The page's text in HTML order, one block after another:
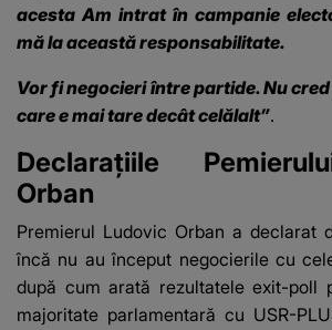
acesta Am intrat în campanie
mă la această responsabilitate.
Vor fi negocieri între partide. Nu
care e mai tare decât celălalt”.
Declarațiile
Orban
Premierul Ludovic Orban a declarat
încă nu au început negocierile cu
după cum arată rezultatele exit-poll
majoritate parlamentară cu USR-